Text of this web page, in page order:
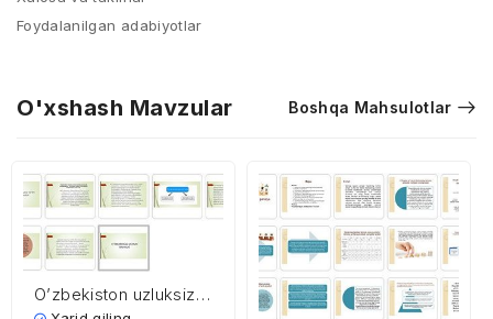
Foydalanilgan adabiyotlar
O'xshash Mavzular Boshqa Mahsulotlar
O’zbekiston uzluksiz